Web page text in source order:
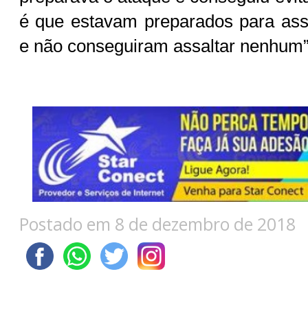
é que estavam preparados para
e não conseguiram assaltar
Postado em 8 de dezembro de 2018